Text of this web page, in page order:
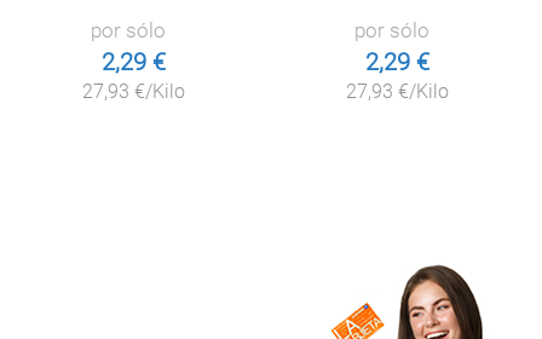
por sólo
2,29 €
27,93 €/Kilo
por sólo
2,29 €
27,93 €/Kilo